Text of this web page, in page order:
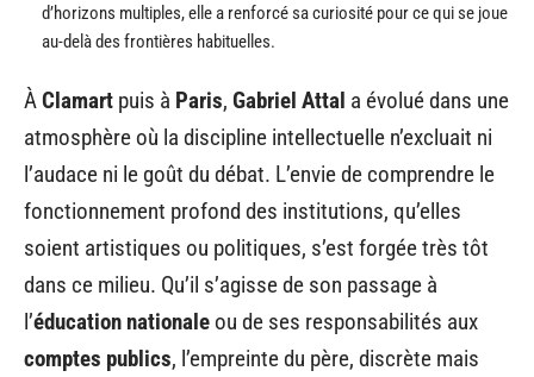
d’horizons multiples, elle a renforcé sa curiosité pour ce qui se joue
au-delà des frontières habituelles.
ÀClamart puis à Paris, Gabriel Attal a évolué dans une
atmosphère où la discipline intellectuelle n’excluait ni
l’audace ni le goût du débat. L’envie de comprendre le
fonctionnement profond des institutions, qu’elles
soient artistiques ou politiques, s’est forgée très tôt
dans ce milieu. Qu’il s’agisse de son passage à
l’éducation nationale ou de ses responsabilités aux
comptes publics, l’empreinte du père, discrète mais